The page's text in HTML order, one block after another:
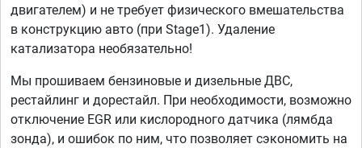
двигателем) и не требует физического вмешательства
в конструкцию авто (при Stage1). Удаление
катализатора необязательно!
Мы прошиваем бензиновые и дизельные ДВС,
рестайлинг и дорестайл. При необходимости, возможно
отключение EGR или кислородного датчика (лямбда
зонда), и ошибок по ним, что позволяет сэкономить на